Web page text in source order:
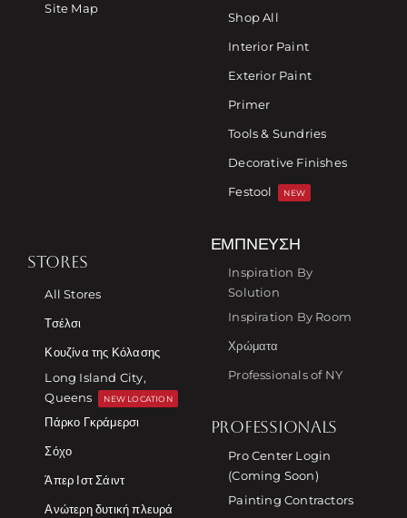
Site Map
Shop All
Interior Paint
Exterior Paint
Primer
Tools & Sundries
Decorative Finishes
Festool
NEW
STORES
All Stores
Τσέλσι
Κουζίνα της Κόλασης
Long Island City,
Queens
NEW LOCATION
Πάρκο Γκράμερσι
Σόχο
Άπερ Ιστ Σάιντ
Ανώτερη δυτική πλευρά
ΈΜΠΝΕΥΣΗ
Inspiration By
Solution
Inspiration By Room
Χρώματα
Professionals of NY
PROFESSIONALS
Pro Center Login
(Coming Soon)
Painting Contractors